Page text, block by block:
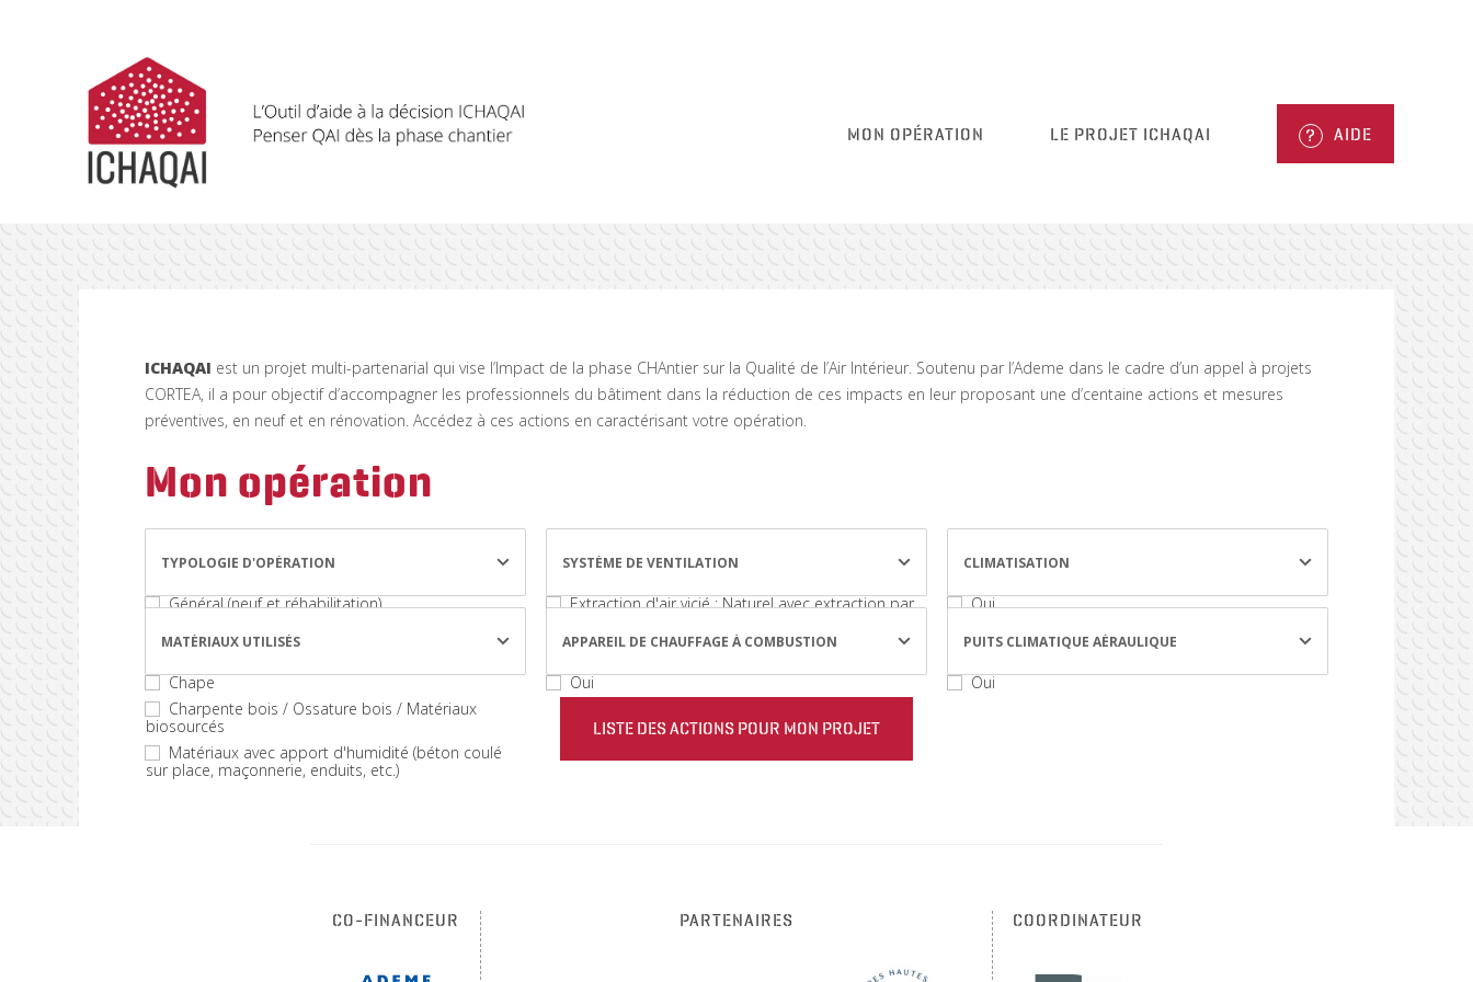
MON OPÉRATION LE PROJET ICHAQAI AIDE
ICHAQAI est un projet multi-partenarial qui vise l’Impact de la phase CHAntier sur la Qualité de l’Air Intérieur. Soutenu par l’Ademe dans le cadre d’un appel à projets
CORTEA, il a pour objectif d’accompagner les professionnels du bâtiment dans la réduction de ces impacts en leur proposant une d’centaine actions et mesures
préventives, en neuf et en rénovation. Accédez à ces actions en caractérisant votre opération.
Mon opération
TYPOLOGIE D'OPÉRATION
Général (neuf et réhabilitation)
Réhabilitation (actions spécifiques)
SYSTÈME DE VENTILATION
Extraction d'air vicié : Naturel avec extraction par
Insufflation d'air neuf : Mécanique Double flux /
CLIMATISATION
Oui
MATÉRIAUX UTILISÉS
Chape
Charpente bois / Ossature bois / Matériaux
biosourcés
Matériaux avec apport d'humidité (béton coulé
sur place, maçonnerie, enduits, etc.)
APPAREIL DE CHAUFFAGE À COMBUSTION
Oui
PUITS CLIMATIQUE AÉRAULIQUE
Oui
CO-FINANCEUR PARTENAIRES COORDINATEUR